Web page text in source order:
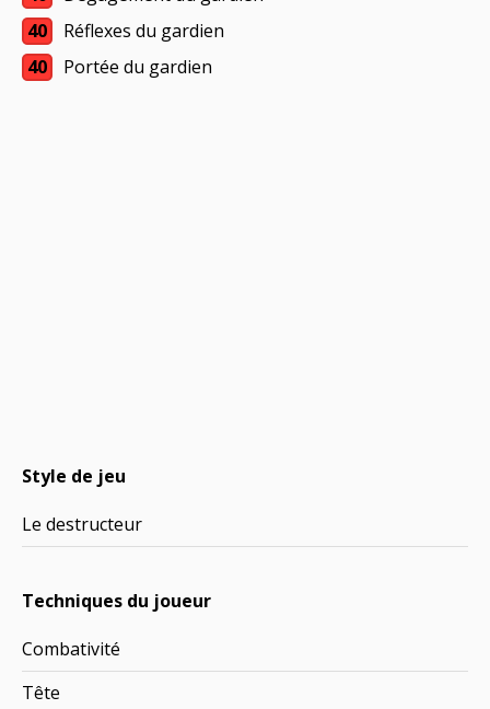
40
Réflexes du gardien
40
Portée du gardien
Style de jeu
Le destructeur
Techniques du joueur
Combativité
Tête